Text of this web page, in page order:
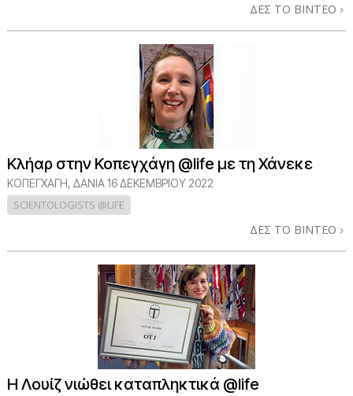
ΔΕΣ ΤΟ ΒΙΝΤΕΟ
Κλήαρ στην Κοπεγχάγη @life με τη Χάνεκε
ΚΟΠΕΓΧΆΓΗ, ΔΑΝΊΑ16 ΔΕΚΕΜΒΡΙΟΥ 2022
SCIENTOLOGISTS @LIFE
ΔΕΣ ΤΟ ΒΙΝΤΕΟ
Η Λουίζ νιώθει καταπληκτικά @life